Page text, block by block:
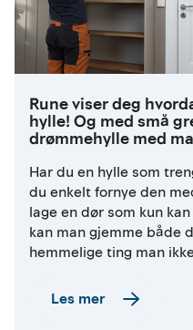
Rune viser deg
hylle! Og med små
drømmehylle med
Har du en hylle som
du enkelt fornye den
lage en dør som kun
kan man gjemme både
hemmelige ting man
Les mer